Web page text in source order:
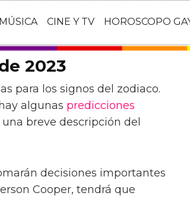
MÚSICA CINE Y TV HOROSCOPO
2023
para los signos del zodiaco.
hay algunas predicciones
breve descripción del
decisiones importantes
Cooper, tendrá que